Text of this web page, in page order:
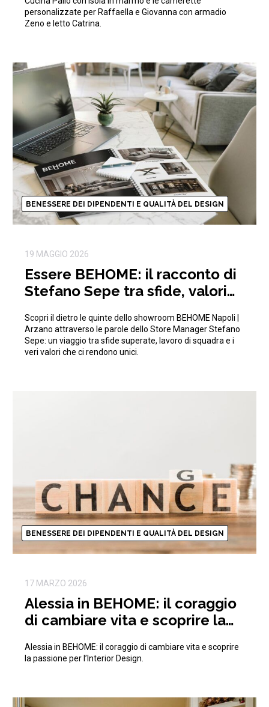
personalizzate per Raffaella e Giovanna con armadio
Zeno e letto Catrina.
BENESSERE DEI DIPENDENTI E QUALITÀ DEL DESIGN
19 MAGGIO 2026
Essere BEHOME: il racconto di
Stefano Sepe tra sfide, valori
Scopri il dietro le quinte dello showroom BEHOME Napoli |
Arzano attraverso le parole dello Store Manager Stefano
Sepe: un viaggio tra sfide superate, lavoro di squadra e i
veri valori che ci rendono unici.
BENESSERE DEI DIPENDENTI E QUALITÀ DEL DESIGN
17 MARZO 2026
Alessia in BEHOME: il coraggio
di cambiare vita e scoprire la
Alessia in BEHOME: il coraggio di cambiare vita e scoprire
la passione per l’Interior Design.